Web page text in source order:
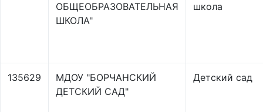
ОБЩЕОБРАЗОВАТЕЛЬНАЯ
ШКОЛА"
школа
135629
МДОУ "БОРЧАНСКИЙ
ДЕТСКИЙ САД"
Детский сад